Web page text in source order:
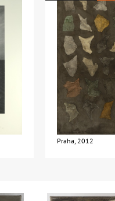
Praha, 2012